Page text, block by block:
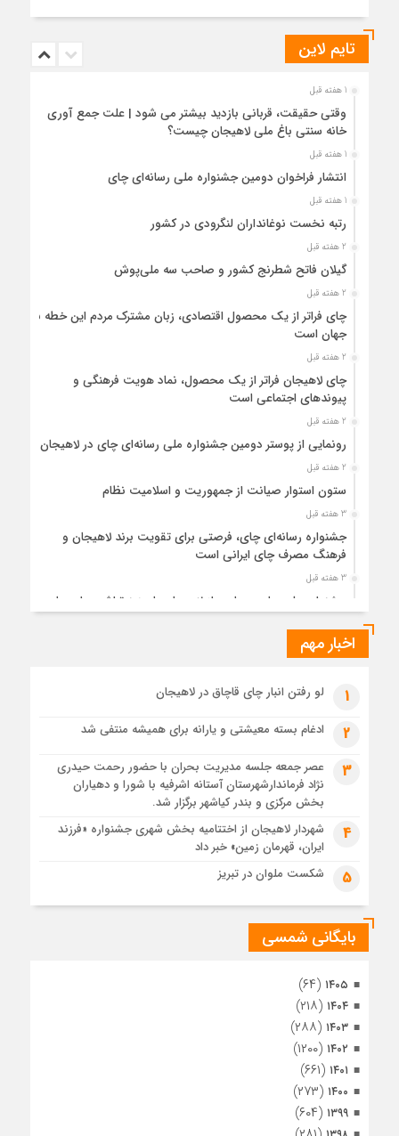
تایم لاین
1 هفته قبل
وقتی حقیقت، قربانی بازدید بیشتر می شود | علت جمع آوری
خانه سنتی باغ ملی لاهیجان چیست؟
1 هفته قبل
انتشار فراخوان دومین جشنواره ملی رسانه‌ای چای
1 هفته قبل
رتبه نخست نوغانداران لنگرودی در کشور
2 هفته قبل
گیلان فاتح شطرنج کشور و صاحب سه ملی‌پوش
2 هفته قبل
چای فراتر از یک محصول اقتصادی، زبان مشترک مردم این خطه با
جهان است
2 هفته قبل
چای لاهیجان فراتر از یک محصول، نماد هویت فرهنگی و
پیوندهای اجتماعی است
2 هفته قبل
رونمایی از پوستر دومین جشنواره ملی رسانه‌ای چای در لاهیجان
2 هفته قبل
ستون استوار صیانت از جمهوریت و اسلامیت نظام
3 هفته قبل
جشنواره رسانه‌ای چای، فرصتی برای تقویت برند لاهیجان و
فرهنگ مصرف چای ایرانی است
3 هفته قبل
جشنواره ملی چای، حمایت از لاهیجان یا هزینه‌تراشی برای چای
ایرانی!؟
4 هفته قبل
4 هفته قبل
رئوف
تصاویر هوایی مراسم تشییع پیکر مطهر آقای شهید ایران – مشهد
مراسم تشییع پیکر مطهر آقای شهید ایران – مشهد
تصاویری از تراکم جمعیت حاضر در میدان ثورهالعشرین نجف
اشرف
اخبار مهم
1 لو رفتن انبار چای قاچاق در لاهیجان
2 ادغام بسته معیشتی و یارانه برای همیشه منتفی شد
3
عصر جمعه جلسه مدیریت بحران با حضور رحمت حیدری
نژاد فرماندارشهرستان آستانه اشرفیه با شورا و دهیاران
بخش مرکزی و بندر کیاشهر برگزار شد.
4
شهردار لاهیجان از اختتامیه بخش شهری جشنواره «فرزند
ایران، قهرمان زمین» خبر داد
5 شکست ملوان در تبریز
بایگانی شمسی
۱۴۰۵ (۶۴)
۱۴۰۴ (۲۱۸)
۱۴۰۳ (۲۸۸)
۱۴۰۲ (۱۲۰۰)
۱۴۰۱ (۶۶۱)
۱۴۰۰ (۲۷۳)
۱۳۹۹ (۶۰۴)